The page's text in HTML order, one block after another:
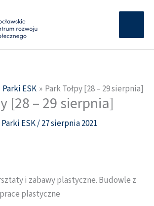
Parki ESK Park Tołpy [28 – 29 sierpnia]
[28 – 29 sierpnia]
Parki ESK/27 sierpnia 2021
i zabawy plastyczne. Budowle z
plastyczne